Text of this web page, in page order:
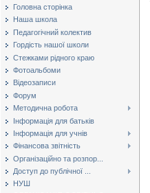
Головна сторінка
Наша школа
Педагогічний колектив
Гордість нашої школи
Стежками рідного краю
Фотоальбоми
Відеозаписи
Форум
Методична робота
Інформація для батьків
Інформація для учнів
Фінансова звітність
Організаційно та розпор...
Доступ до публічної ...
НУШ